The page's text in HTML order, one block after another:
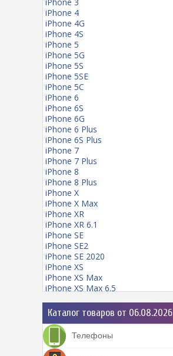
iPhone 4
iPhone 4G
iPhone 4S
iPhone 5
iPhone 5G
iPhone 5S
iPhone 5SE
iPhone 5C
iPhone 6
iPhone 6S
iPhone 6G
iPhone 6 Plus
iPhone 6S Plus
iPhone 7
iPhone 7 Plus
iPhone 8
iPhone 8 Plus
iPhone X
iPhone X Max
iPhone XR
iPhone XR 6.1
iPhone SE
iPhone SE2
iPhone SE 2020
iPhone XS
iPhone XS Max
iPhone XS Max 6.5
iPhone 11 mini
iPhone 11 Pro
iPhone 11 Pro Max
iPhone 12
iPhone 12 Pro
Каталог товаров от 06.08.2026
Телефоны